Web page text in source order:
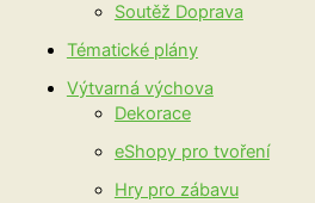
Soutěž Doprava
Tématické plány
Výtvarná výchova
Dekorace
eShopy pro tvoření
Hry pro zábavu